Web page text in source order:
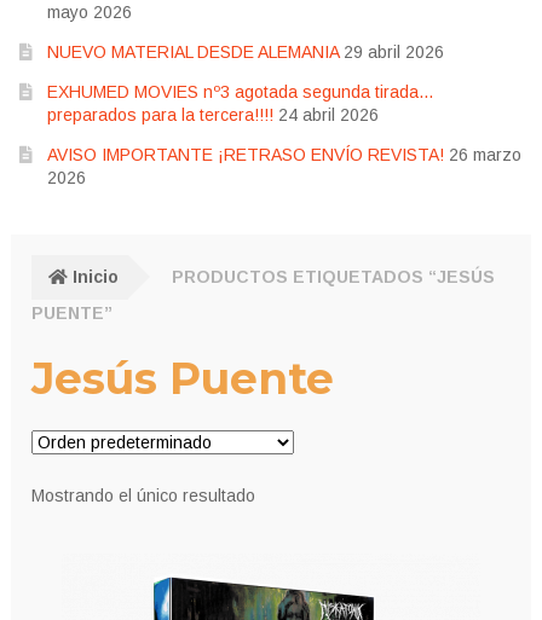
mayo 2026
NUEVO MATERIAL DESDE ALEMANIA 29 abril 2026
EXHUMED MOVIES nº3 agotada segunda tirada…
preparados para la tercera!!!! 24 abril 2026
AVISO IMPORTANTE ¡RETRASO ENVÍO REVISTA! 26 marzo
2026
Inicio
PRODUCTOS ETIQUETADOS “JESÚS
PUENTE”
Jesús Puente
Mostrando el único resultado